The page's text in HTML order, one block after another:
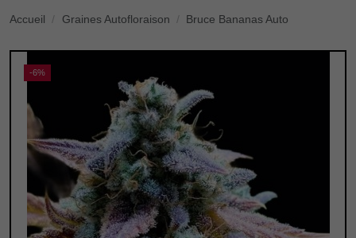
Accueil Graines Autofloraison Bruce Bananas Auto
-6%